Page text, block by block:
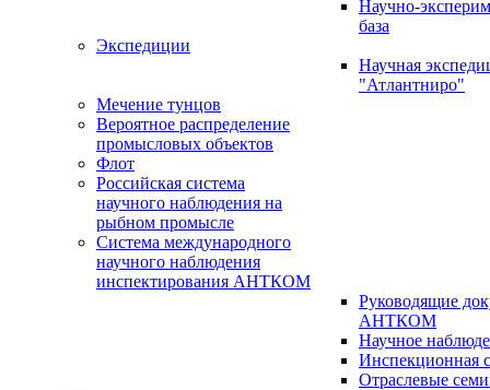
Научно-
база
Экспедиции
Научная
"Атлантниро"
Мечение тунцов
Вероятное распределение
промысловых объектов
Флот
Российская система
научного наблюдения на
рыбном промысле
Система международного
научного наблюдения
инспектирования АНТКОМ
Руководящие
АНТКОМ
Научное
Инспекционная
Отраслевые